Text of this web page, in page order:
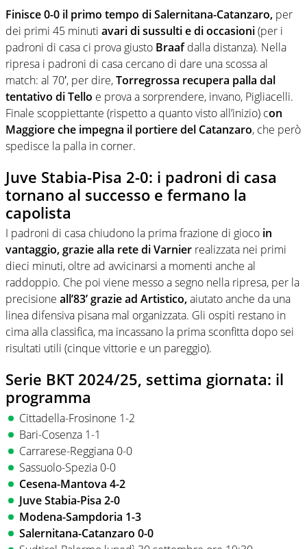
Finisce 0-0 il primo tempo di Salernitana-Catanzaro, per
dei primi 45 minuti avari di sussulti e di occasioni(per i
padroni di casa ci prova giusto Braafdalla distanza). Nella
ripresa i padroni di casa cercano di dare una scossa al
match: al 70′, per dire,Torregrossa recupera palla dal
tentativo di Tello e prova a sorprendere, invano, Pigliacelli.
Finale scoppiettante (rispetto a quanto visto all’inizio) con
Maggiore che impegna il portiere del Catanzaro, che però
spedisce la palla in corner.
Juve Stabia-Pisa 2-0: i padroni di casa
tornano al successo e fermano la
capolista
I padroni di casa chiudono la prima frazione di gioco in
vantaggio, grazie alla rete di Varnier realizzata nei primi
dieci minuti, oltre ad avvicinarsi a momenti anche al
raddoppio. Che poi viene messo a segno nella ripresa, per la
precisione all’83’ grazie ad Artistico,aiutato anche da una
linea difensiva pisana mal organizzata. Gli ospiti restano in
cima alla classifica, ma incassano la prima sconfitta dopo sei
risultati utili (cinque vittorie e un pareggio).
Serie BKT 2024/25, settima giornata: il
programma
Cittadella-Frosinone 1-2
Bari-Cosenza 1-1
Carrarese-Reggiana 0-0
Sassuolo-Spezia 0-0
Cesena-Mantova 4-2
Juve Stabia-Pisa 2-0
Modena-Sampdoria 1-3
Salernitana-Catanzaro 0-0